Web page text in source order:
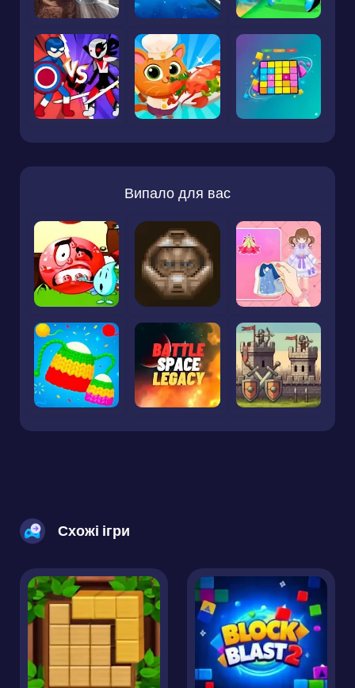
Випало для вас
Схожі ігри